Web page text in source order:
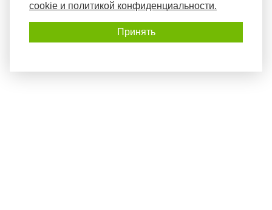
cookie и политикой конфиденциальности.
Принять